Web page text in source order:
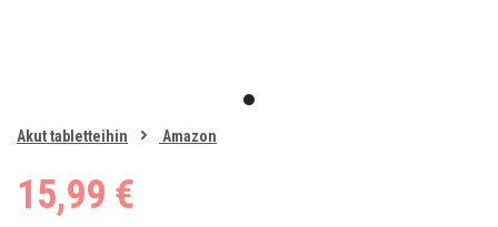
item
of
Akut tabletteihin Amazon
15,99 €